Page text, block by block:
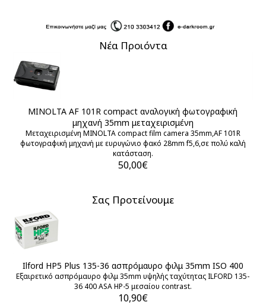
Νέα Προιόντα
MINOLTA AF 101R compact αναλογική φωτογραφική
μηχανή 35mm μεταχειρισμένη
Μεταχειρισμένη MINOLTA compact film camera 35mm,AF 101R
φωτογραφική μηχανή με ευρυγώνιο φακό 28mm f5,6,σε πολύ καλή
κατάσταση.
50,00€
Σας Προτείνουμε
Ilford HP5 Plus 135-36 ασπρόμαυρο φιλμ 35mm ISO 400
Εξαιρετικό ασπρόμαυρο φιλμ 35mm υψηλής ταχύτητας ILFORD 135-
36 400 ASA HP-5 μεσαίου contrast.
10,90€